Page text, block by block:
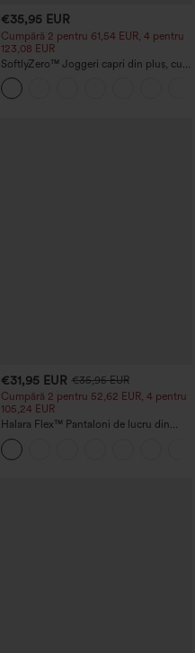
€35,95 EUR
Cumpără 2 pentru 61,54 EUR, 4 pentru
123,08 EUR
SoftlyZero™ Joggeri capri din pluș, cu
talie înaltă, cordon și buzunare pentru
yoga
€31,95 EUR €35,95 EUR
Cumpără 2 pentru 52,62 EUR, 4 pentru
105,24 EUR
Halara Flex™ Pantaloni de lucru din
micro-waffle, cu talie înaltă, cu efect
modelator pentru corp, care subțiază
talia, cu buzunar și picior larg